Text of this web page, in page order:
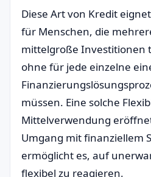
Diese Art von Kredit
für Menschen, die
mittelgroße Investitionen
ohne für jede einzelne
müssen. Eine solche
Mittelverwendung
Umgang mit finanziellem
ermöglicht es, auf
flexibel zu reagieren.